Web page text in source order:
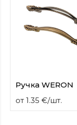
Ручка WERON
от 1.35 €/шт.